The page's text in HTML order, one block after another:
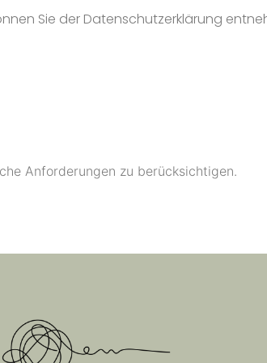
Sie der Datenschutzerklärung
Anforderungen zu berücksichtigen.